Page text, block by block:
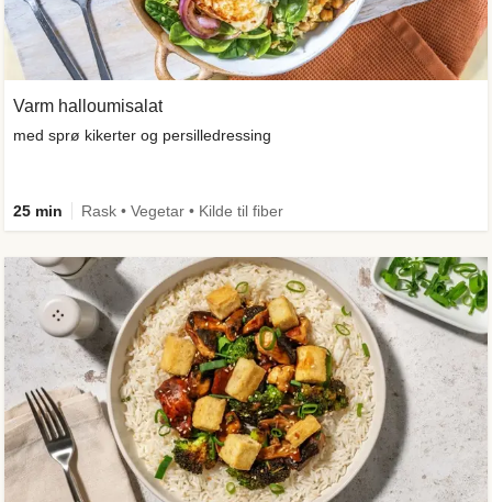
Varm halloumisalat
med sprø kikerter og persilledressing
25 min Rask • Vegetar • Kilde til fiber